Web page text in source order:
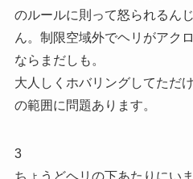
のルールに則って怒られるん
ん。制限空域外でヘリがアク
ならまだしも。
大人しくホバリングしてただ
の範囲に問題あります。
3
ちょうどヘリの下あたりにい